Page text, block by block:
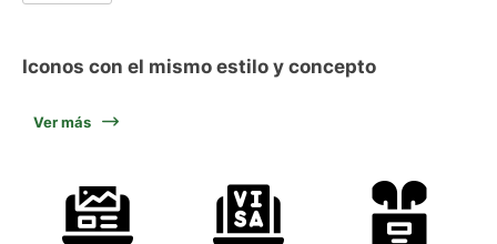
Iconos con el mismo estilo y concepto
Ver más